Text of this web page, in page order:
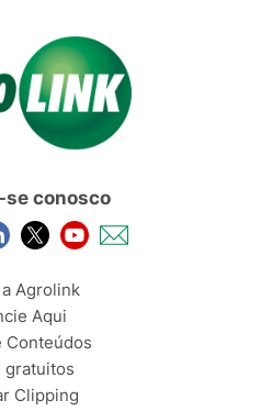
se conosco
Agrolink
Aqui
Conteúdos
gratuitos
Clipping